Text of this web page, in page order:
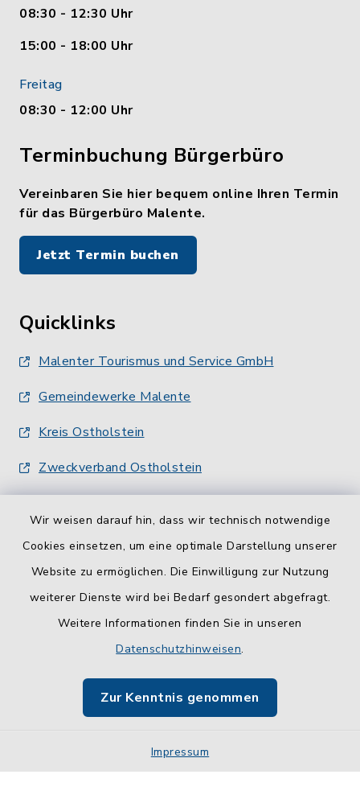
Wir weisen darauf hin, dass wir technisch notwendige
Cookies einsetzen, um eine optimale Darstellung unserer
Website zu ermöglichen. Die Einwilligung zur Nutzung
weiterer Dienste wird bei Bedarf gesondert abgefragt.
Weitere Informationen finden Sie in unseren
Datenschutzhinweisen.
Zur Kenntnis genommen
Impressum
08:30 - 12:30 Uhr
15:00 - 18:00 Uhr
Freitag
08:30 - 12:00 Uhr
Terminbuchung Bürgerbüro
Vereinbaren Sie hier bequem online Ihren Termin
für das Bürgerbüro Malente.
Jetzt Termin buchen
Quicklinks
Malenter Tourismus und Service GmbH
Gemeindewerke Malente
Kreis Ostholstein
Zweckverband Ostholstein
Barrierefreiheit
Impressum
Sitemap